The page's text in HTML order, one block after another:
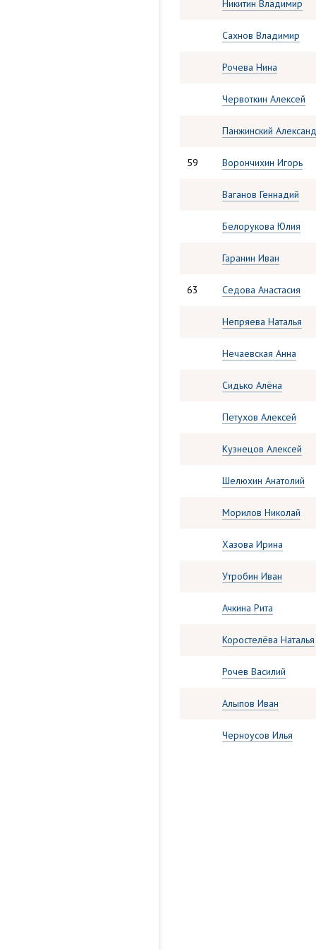
Никитин Владимир
Сахнов Владимир
Рочева Нина
Червоткин Алексей
Панжинский
59 Ворончихин Игорь
Ваганов Геннадий
Белорукова Юлия
Гаранин Иван
63 Седова Анастасия
Непряева Наталья
Нечаевская Анна
Сидько Алёна
Петухов Алексей
Кузнецов Алексей
Шелюхин Анатолий
Морилов Николай
Хазова Ирина
Утробин Иван
Ачкина Рита
Коростелёва Наталья
Рочев Василий
Алыпов Иван
Черноусов Илья